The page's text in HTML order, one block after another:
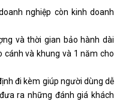
nghiệp còn kinh doanh
và thời gian bảo hành dài
cánh và khung và 1 năm cho
đi kèm giúp người dùng dễ
ra những đánh giá khách